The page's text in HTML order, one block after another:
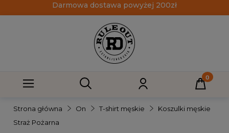
Darmowa dostawa powyżej 200zł
Strona główna On T-shirt męskie
Koszulki męskie
Straż Pożarna